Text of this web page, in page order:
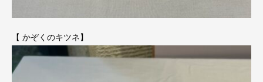
【 かぞくのキツネ】